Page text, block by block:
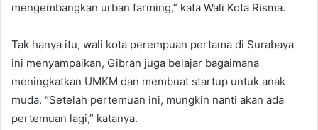
mengembangkan urban farming,” kata Wali Kota Risma.
Tak hanya itu, wali kota perempuan pertama di Surabaya
ini menyampaikan, Gibran juga belajar bagaimana
meningkatkan UMKM dan membuat startup untuk anak
muda. “Setelah pertemuan ini, mungkin nanti akan ada
pertemuan lagi,” katanya.